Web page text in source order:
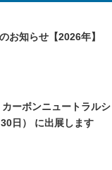
お知らせ【2026年】
ーボンニュートラルシ
日） に出展します